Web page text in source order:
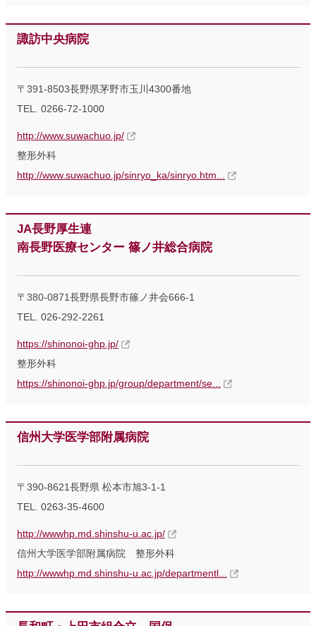
諏訪中央病院
〒391-8503長野県茅野市玉川4300番地
TEL. 0266-72-1000
http://www.suwachuo.jp/
整形外科
http://www.suwachuo.jp/sinryo_ka/sinryo.htm...
JA長野厚生連
南長野医療センター 篠ノ井総合病院
〒380-0871長野県長野市篠ノ井会666-1
TEL. 026-292-2261
https://shinonoi-ghp.jp/
整形外科
https://shinonoi-ghp.jp/group/department/se...
信州大学医学部附属病院
〒390-8621長野県 松本市旭3-1-1
TEL. 0263-35-4600
http://wwwhp.md.shinshu-u.ac.jp/
信州大学医学部附属病院 整形外科
http://wwwhp.md.shinshu-u.ac.jp/departmentl...